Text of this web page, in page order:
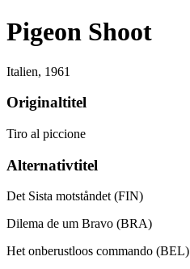
Pigeon Shoot
Italien, 1961
Originaltitel
Tiro al piccione
Alternativtitel
Det Sista motståndet (FIN)
Dilema de um Bravo (BRA)
Het onberustloos commando (BEL)